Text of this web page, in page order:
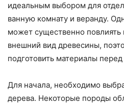
идеальным выбором для
ванную комнату и веранду.
может существенно повлиять
внешний вид древесины,
подготовить материалы
Для начала, необходимо
дерева. Некоторые породы